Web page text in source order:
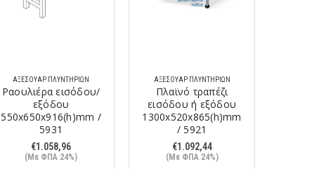
ΑΞΕΣΟΥΆΡ ΠΛΥΝΤΗΡΊΩΝ
Ραουλιέρα εισόδου/
εξόδου
550x650x916(h)mm /
5931
€1.058,96
(Με ΦΠΑ 24%)
ΑΞΕΣΟΥΆΡ ΠΛΥΝΤΗΡΊΩΝ
Πλαϊνό τραπέζι
εισόδου ή εξόδου
1300x520x865(h)mm
/ 5921
€1.092,44
(Με ΦΠΑ 24%)